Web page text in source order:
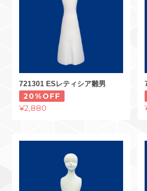
721301 ESレティシア雛男
20%OFF
¥2,880